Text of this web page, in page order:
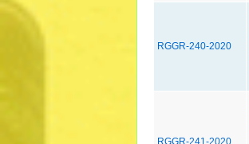
RGGR-240-2020
RGGR-241-2020